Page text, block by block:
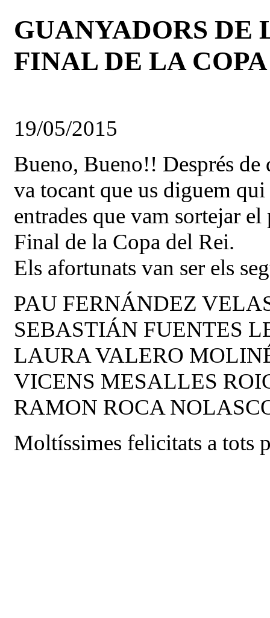
GUANYADORS DE
FINAL DE LA
19/05/2015
Bueno, Bueno!! Després de
va tocant que us diguem
entrades que vam sortejar
Final de la Copa del Rei.
Els afortunats van ser els
PAU FERNÁNDEZ
SEBASTIÁN FUENTES
LAURA VALERO
VICENS MESALLES
RAMON ROCA
Moltíssimes felicitats a tots